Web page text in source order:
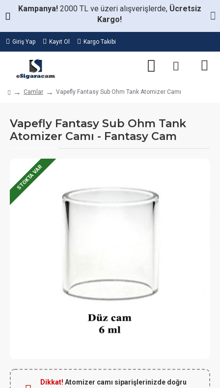
Kampanya! 2000 TL ve üzeri alışverişlerde, Ücretsiz
Kargo!
Giriş Yap Kayıt Ol Kargo Takibi
Camlar Vapefly Fantasy Sub Ohm Tank Atomizer Camı
Vapefly Fantasy Sub Ohm Tank
Atomizer Camı - Fantasy Cam
STOKTA VAR
Dikkat! Atomizer camı siparişlerinizde doğru